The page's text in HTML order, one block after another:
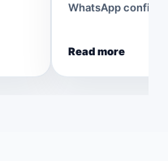
WhatsApp
Read more